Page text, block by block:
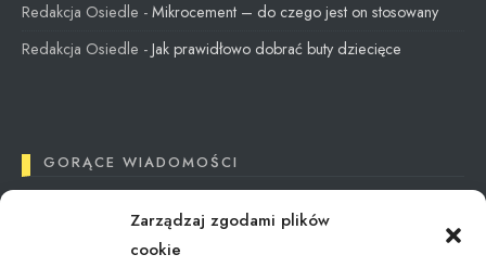
Zarządzaj zgodami plików
cookie
Redakcja Osiedle - Mikrocement – do czego jest on stosowany
Redakcja Osiedle - Jak prawidłowo dobrać buty dziecięce
GORĄCE WIADOMOŚCI
Tax Reimbursement in Poland: What You Need
to Know